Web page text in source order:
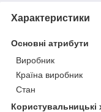
Характеристики
Основні атрибути
Виробник
Країна виробник
Стан
Користувальницькі